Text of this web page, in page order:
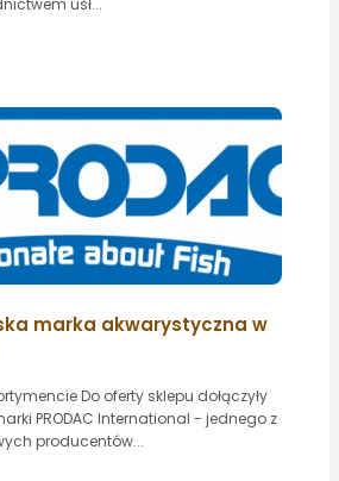
marka akwarystyczna w
Do oferty sklepu dołączyły
PRODAC International - jednego z
producentów...